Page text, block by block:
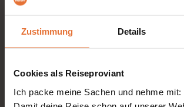
Zustimmung Details
Cookies als Reiseproviant
Ich packe meine Sachen und nehme mit:
Entdecke auch
Erlebnisreisen
ReiseMagazin
explore2gether